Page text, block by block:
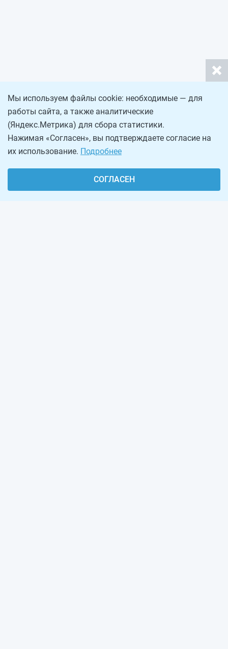
Мы используем файлы cookie: необходимые — для
работы сайта, а также аналитические
(Яндекс.Метрика) для сбора статистики.
Нажимая «Согласен», вы подтверждаете согласие на
их использование. Подробнее
СОГЛАСЕН